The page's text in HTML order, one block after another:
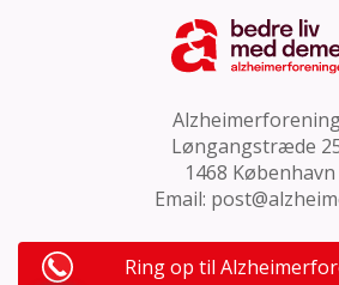
Løngangstræde
1468 København
Email:
Ring op til